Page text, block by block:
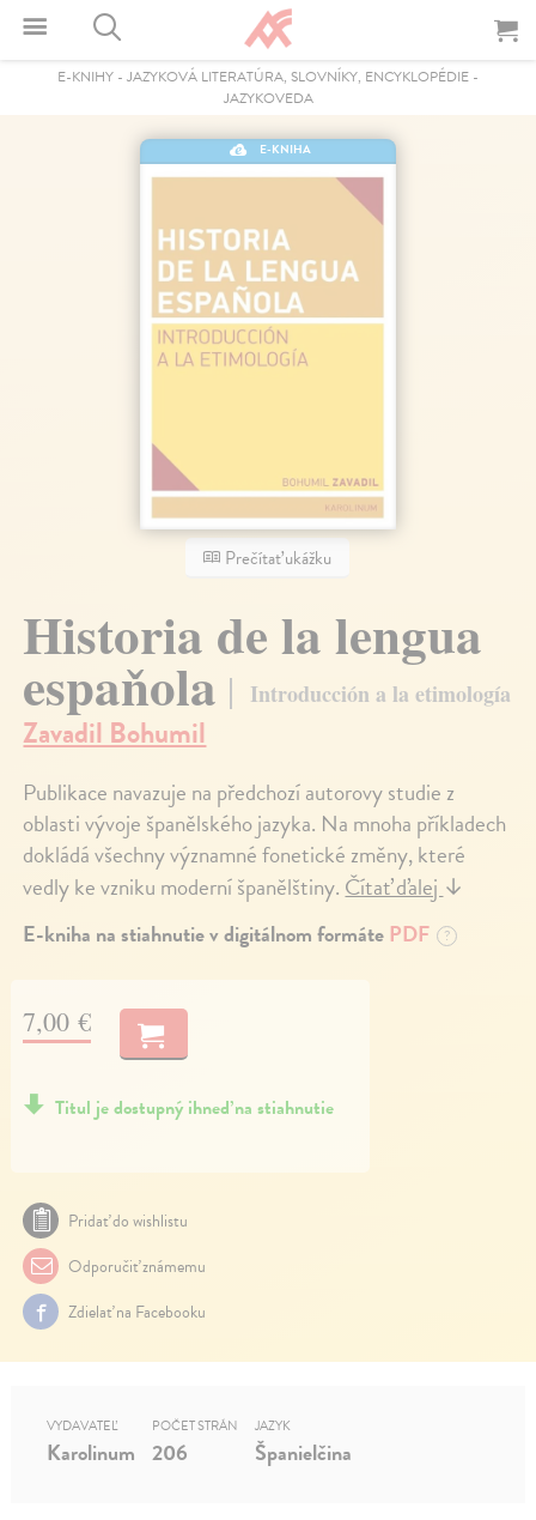
E-KNIHY - JAZYKOVÁ LITERATÚRA, SLOVNÍKY, ENCYKLOPÉDIE -
JAZYKOVEDA
E-KNIHA
Prečítať ukážku
Historia de la lengua
espaňola Introducción a la etimología
Zavadil Bohumil
Publikace navazuje na předchozí autorovy studie z
oblasti vývoje španělského jazyka. Na mnoha příkladech
dokládá všechny významné fonetické změny, které
vedly ke vzniku moderní španělštiny.Čítať ďalej↓
E-kniha na stiahnutie v digitálnom formátePDF ?
7,00 €
Titul je dostupný ihneď na stiahnutie
Pridať do wishlistu
Odporučiť známemu
Zdielať na Facebooku
VYDAVATEĽ
Karolinum
POČET STRÁN
206
JAZYK
Španielčina